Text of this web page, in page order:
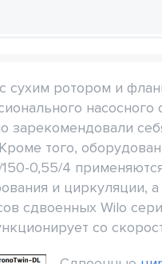
с сухим ротором и
зарекомендовали
того,
0,55/4
и циркуляции,
сдвоенных Wilo
со